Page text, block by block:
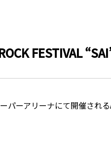
FESTIVAL
ーアリーナにて開催される